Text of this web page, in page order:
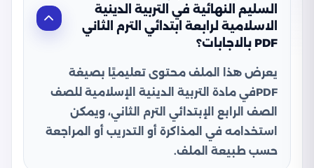
السليم النهائية في التربية الدينية
الاسلامية لرابعة ابتدائي الترم الثاني
PDF بالاجابات؟
يعرض هذا الملف محتوى تعليميًا بصيغة
PDFفي مادة التربية الدينية الإسلامية للصف
الصف الرابع الإبتدائي الترم الثاني، ويمكن
استخدامه في المذاكرة أو التدريب أو المراجعة
حسب طبيعة الملف.